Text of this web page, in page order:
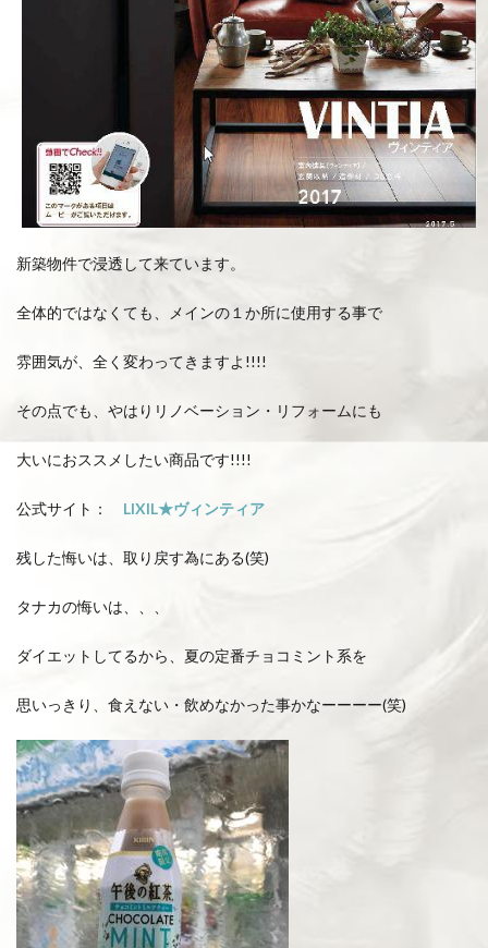
新築物件で浸透して来ています。
全体的ではなくても、メインの１か所に使用する事で
雰囲気が、全く変わってきますよ!!!!
その点でも、やはりリノベーション・リフォームにも
大いにおススメしたい商品です!!!!
公式サイト： LIXIL★ヴィンティア
残した悔いは、取り戻す為にある(笑)
タナカの悔いは、、、
ダイエットしてるから、夏の定番チョコミント系を
思いっきり、食えない・飲めなかった事かなーーーー(笑)